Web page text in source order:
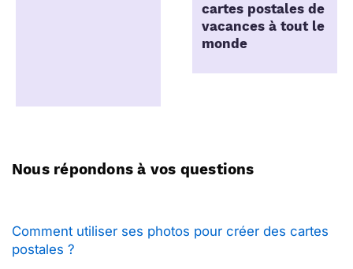
cartes postales de
vacances à tout le
monde
Nous répondons à vos questions
Comment utiliser ses photos pour créer des cartes
postales ?